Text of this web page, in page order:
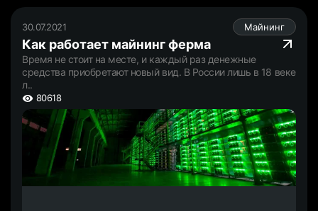
30.07.2021 Майнинг
Как работает майнинг ферма
Время не стоит на месте, и каждый раз денежные
средства приобретают новый вид. В России лишь в 18 веке
л..
80618